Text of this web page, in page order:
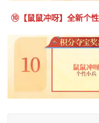
⑩【鼠鼠冲呀】全新个